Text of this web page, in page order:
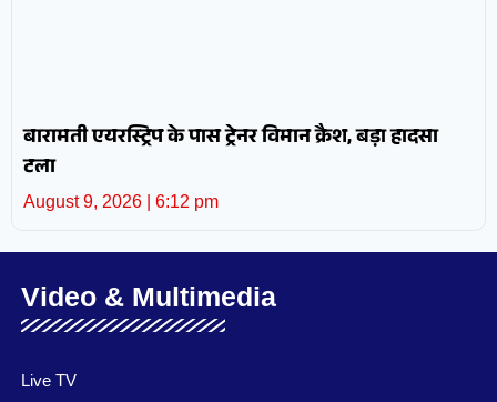
बारामती एयरस्ट्रिप के पास ट्रेनर विमान क्रैश, बड़ा हादसा
टला
August 9, 2026 6:12 pm
Video & Multimedia
Live TV